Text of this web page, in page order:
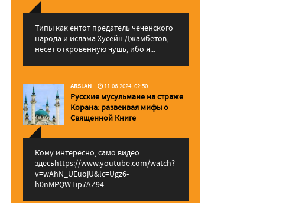
Типы как ентот предатель чеченского
народа и ислама Хусейн Джамбетов,
несет откровенную чушь, ибо я...
ARSLAN 11.06.2024, 02:50
Русские мусульмане на страже
Корана: pазвеивая мифы о
Священной Книге
Кому интересно, само видео
здесьhttps://www.youtube.com/watch?
v=wAhN_UEuojU&lc=Ugz6-
h0nMPQWTip7AZ94...